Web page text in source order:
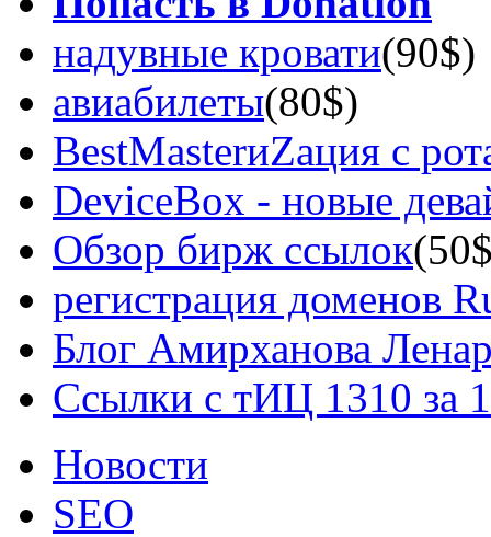
надувные кровати(90$)
авиабилеты(80$)
BestMasterиZация с
DeviceBox - новые
Обзор бирж ссылок
регистрация доменов
Блог Амирханова
Ссылки с тИЦ 1310 за
Новости
SEO